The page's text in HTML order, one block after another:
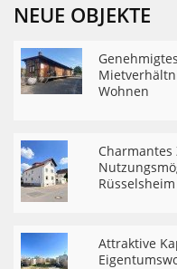
NEUE OBJEKTE
Wohnen
Rüsselsheim
Attraktive